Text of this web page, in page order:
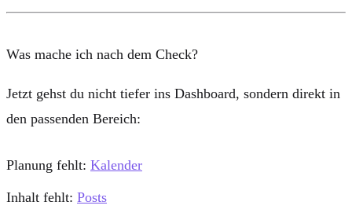
Was mache ich nach dem Check?
Jetzt gehst du nicht tiefer ins Dashboard, sondern direkt in
den passenden Bereich:
Planung fehlt: Kalender
Inhalt fehlt: Posts